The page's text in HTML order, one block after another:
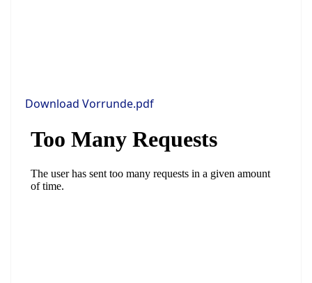
Download Vorrunde.pdf